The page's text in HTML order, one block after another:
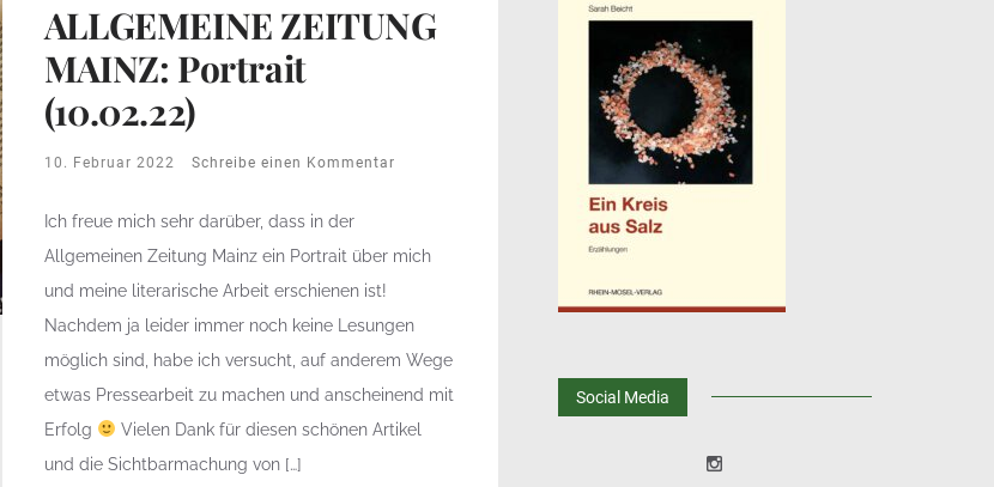
ALLGEMEINE ZEITUNG
MAINZ: Portrait
(10.02.22)
10. Februar 2022 Schreibe einen Kommentar
Ich freue mich sehr darüber, dass in der
Allgemeinen Zeitung Mainz ein Portrait über mich
und meine literarische Arbeit erschienen ist!
Nachdem ja leider immer noch keine Lesungen
möglich sind, habe ich versucht, auf anderem Wege
etwas Pressearbeit zu machen und anscheinend mit
Erfolg
Vielen Dank für diesen schönen Artikel
und die Sichtbarmachung von […]
Social Media